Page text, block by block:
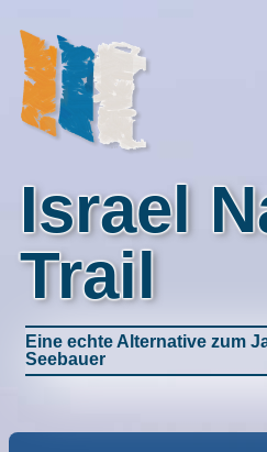
Israel
Trail
Eine echte Alternative zum
Seebauer